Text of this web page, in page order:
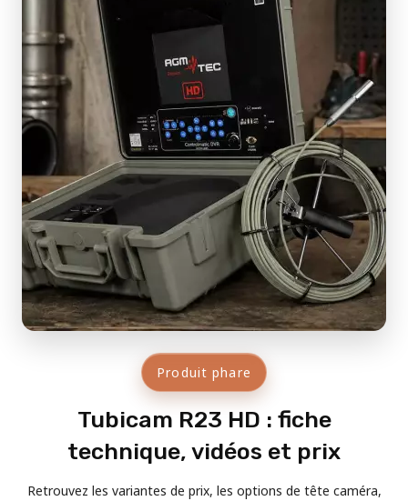
Produit phare
Tubicam R23 HD : fiche
technique, vidéos et prix
Retrouvez les variantes de prix, les options de tête caméra,